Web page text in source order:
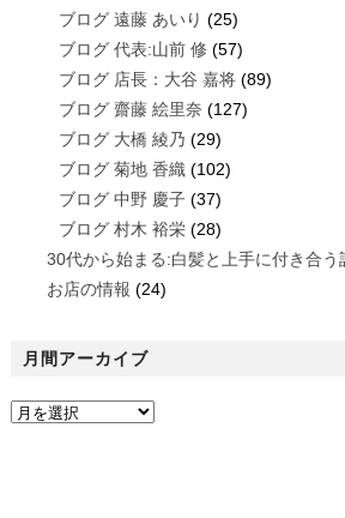
ブログ 遠藤 あいり (25)
ブログ 代表:山前 修 (57)
ブログ 店長：大谷 嘉将(89)
ブログ 齋藤 絵里奈 (127)
ブログ 大橋 綾乃 (29)
ブログ 菊地 香織(102)
ブログ 中野 慶子(37)
ブログ 村木 裕栄(28)
30代から始まる:白髪と上手に付き合う
お店の情報 (24)
月間アーカイブ